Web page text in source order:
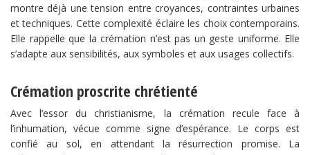
montre déjà une tension entre croyances, contraintes urbaines
et techniques. Cette complexité éclaire les choix contemporains.
Elle rappelle que la crémation n’est pas un geste uniforme. Elle
s’adapte aux sensibilités, aux symboles et aux usages collectifs.
Crémation proscrite chrétienté
Avec l’essor du christianisme, la crémation recule face à
l’inhumation, vécue comme signe d’espérance. Le corps est
confié au sol, en attendant la résurrection promise. La